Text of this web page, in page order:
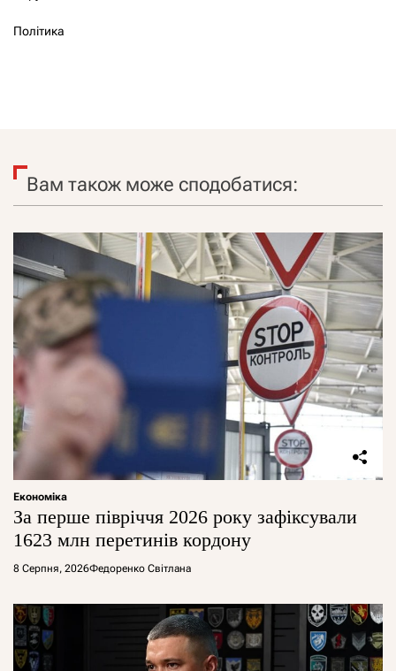
Політика
Вам також може сподобатися:
Економіка
За перше півріччя 2026 року зафіксували
1623 млн перетинів кордону
8 Серпня, 2026Федоренко Світлана